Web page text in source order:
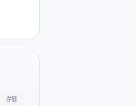
#8